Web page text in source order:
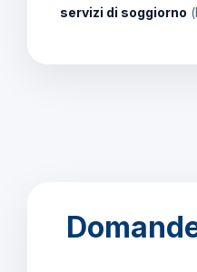
servizi di soggiorno